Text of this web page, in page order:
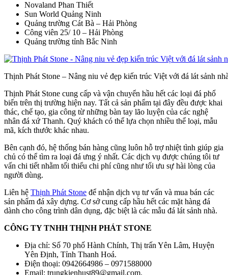
Novaland Phan Thiết
Sun World Quảng Ninh
Quảng trường Cát Bà – Hải Phòng
Công viên 25/ 10 – Hải Phòng
Quảng trường tỉnh Bắc Ninh
Thịnh Phát Stone – Nâng niu vẻ đẹp kiến trúc Việt với đá lát sảnh
Thịnh Phát Stone cung cấp và vận chuyển hầu hết các loại đá phổ
biến trên thị trường hiện nay. Tất cả sản phẩm tại đây đều được khai
thác, chế tạo, gia công từ những bàn tay lão luyện của các nghệ
nhân đá xứ Thanh. Quý khách có thể lựa chọn nhiều thể loại, mẫu
mã, kích thước khác nhau.
Bên cạnh đó, hệ thống bán hàng cũng luôn hỗ trợ nhiệt tình giúp gia
chủ có thể tìm ra loại đá ưng ý nhất. Các dịch vụ được chúng tôi tư
vấn chi tiết nhằm tối thiểu chi phí cũng như tối ưu sự hài lòng của
người dùng.
Liên hệ Thịnh Phát Stone để nhận dịch vụ tư vấn và mua bán các
sản phẩm đá xây dựng. Cơ sở cung cấp hầu hết các mặt hàng đá
dành cho công trình dân dụng, đặc biệt là các mẫu đá lát sảnh nhà.
CÔNG TY TNHH THỊNH PHÁT STONE
Địa chỉ: Số 70 phố Hành Chính, Thị trấn Yên Lâm, Huyện
Yên Định, Tỉnh Thanh Hoá.
Điện thoại: 0942664986 – 0971588000
Email: trungkienhust89@gmail.com.